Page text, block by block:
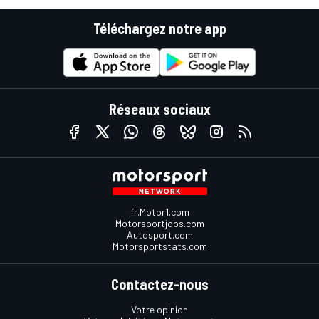
Téléchargez notre app
Réseaux sociaux
fr.Motor1.com
Motorsportjobs.com
Autosport.com
Motorsportstats.com
Contactez-nous
Votre opinion